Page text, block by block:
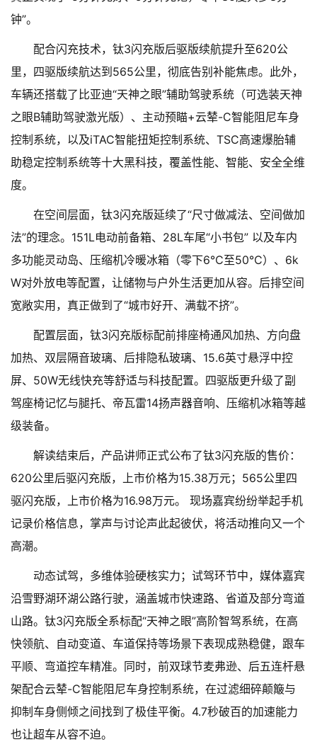
钟”。
配合闪充技术，钛3闪充版后驱版续航提升至620公
里，四驱版续航达到565公里，彻底告别补能焦虑。此外，
车辆还搭载了比亚迪“天神之眼”辅助驾驶系统（可选装天神
之眼B辅助驾驶激光版）、主动预瞄+云辇-C智能阻尼车身
控制系统，以及iTAC智能扭矩控制系统、TSC高速爆胎辅
助稳定控制系统等十大黑科技，覆盖性能、智能、安全全维
度。
在空间层面，钛3闪充版延续了“尺寸做减法、空间做加
法”的理念。151L电动前备箱、28L车尾“小书包” 以及车内
多功能灵动岛、压缩机冷暖冰箱（零下6℃至50℃）、6k
W对外放电等配置，让储物与户外生活更加从容。后排空间
宽敞实用，真正做到了“城市好开、满载不挤”。
配置层面，钛3闪充版标配前排座椅通风加热、方向盘
加热、双层隔音玻璃、后排隐私玻璃、15.6英寸悬浮中控
屏、50W无线快充等舒适与科技配置。四驱版更升级了副
驾座椅记忆与腿托、帝瓦雷14扬声器音响、压缩机冰箱等越
级装备。
解读结束后，产品讲师正式公布了钛3闪充版的售价：
620公里后驱闪充版，上市价格为15.38万元；565公里四
驱闪充版，上市价格为16.98万元。 现场嘉宾纷纷举起手机
记录价格信息，掌声与讨论声此起彼伏，将活动推向又一个
高潮。
动态试驾，多维体验硬核实力；试驾环节中，媒体嘉宾
沿雪野湖环湖公路行驶，涵盖城市快速路、省道及部分弯道
山路。钛3闪充版全系标配“天神之眼”高阶智驾系统，在高
快领航、自动变道、车道保持等场景下表现成熟稳健，跟车
平顺、弯道控车精准。同时，前双球节麦弗逊、后五连杆悬
架配合云辇-C智能阻尼车身控制系统，在过滤细碎颠簸与
抑制车身侧倾之间找到了极佳平衡。4.7秒破百的加速能力
也让超车从容不迫。